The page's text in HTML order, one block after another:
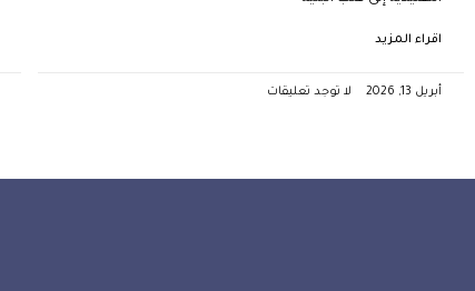
اقراء المزيد
أبريل 13, 2026 لا توجد تعليقات